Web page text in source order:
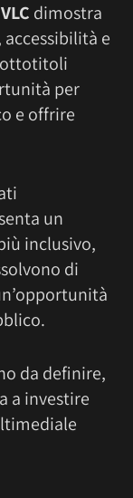
VLC dimostra
e
per
e offrire
un
inclusivo,
di
da definire,
a investire